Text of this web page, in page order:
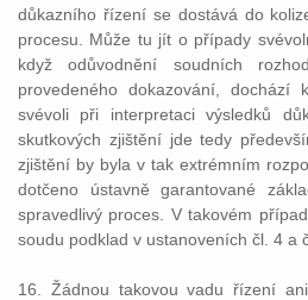
důkazního řízení se dostává do
procesu. Může tu jít o případy
když odůvodnění soudních
provedeného dokazování, dochází
svévoli při interpretaci výsledků
skutkových zjištění jde tedy
zjištění by byla v tak extrémním
dotčeno ústavně garantované
spravedlivý proces. V takovém
soudu podklad v ustanoveních čl. 4 a
16. Žádnou takovou vadu řízení